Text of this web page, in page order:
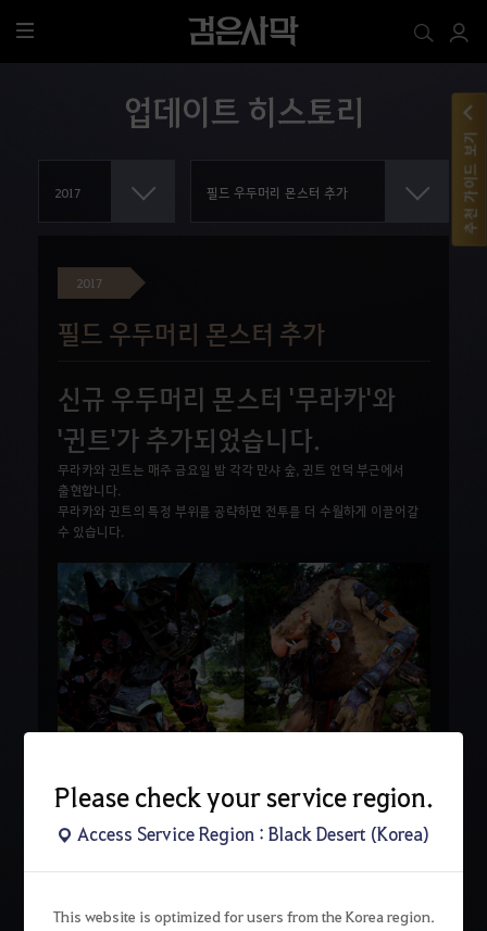
Please check your service region.
Access Service Region : Black Desert (Korea)
This website is optimized for users from the Korea region.
전
체
업데이트 히스토리
2017
필드 우두머리 몬스터 추가
신규 우두머리 몬스터 '무라카'와
'귄트'가 추가되었습니다.
무라카와 귄트는 매주 금요일 밤 각각 만샤 숲, 귄트 언덕 부근에서
출현합니다.
무라카와 귄트의 특정 부위를 공략하면 전투를 더 수월하게 이끌어갈
수 있습니다.
검
추천 가이드 보기